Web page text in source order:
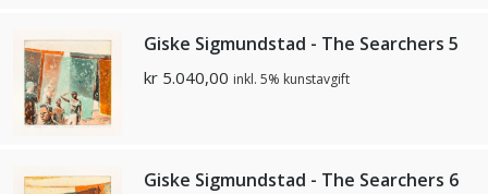
Giske Sigmundstad - The Searchers 5
kr 5.040,00 inkl. 5% kunstavgift
Giske Sigmundstad - The Searchers 6